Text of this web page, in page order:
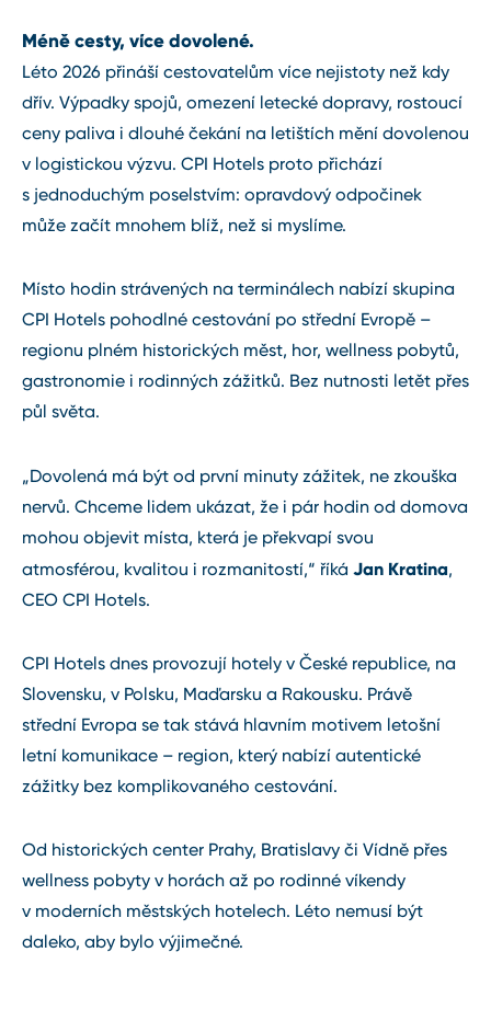
Méně cesty, více dovolené.
Léto 2026 přináší cestovatelům více nejistoty než kdy
dřív. Výpadky spojů, omezení letecké dopravy, rostoucí
ceny paliva i dlouhé čekání na letištích mění dovolenou
v logistickou výzvu. CPI Hotels proto přichází
s jednoduchým poselstvím: opravdový odpočinek
může začít mnohem blíž, než si myslíme.
Místo hodin strávených na terminálech nabízí skupina
CPI Hotels pohodlné cestování po střední Evropě –
regionu plném historických měst, hor, wellness pobytů,
gastronomie i rodinných zážitků. Bez nutnosti letět přes
půl světa.
„Dovolená má být od první minuty zážitek, ne zkouška
nervů. Chceme lidem ukázat, že i pár hodin od domova
mohou objevit místa, která je překvapí svou
atmosférou, kvalitou i rozmanitostí,“ říká Jan Kratina,
CEO CPI Hotels.
CPI Hotels dnes provozují hotely v České republice, na
Slovensku, v Polsku, Maďarsku a Rakousku. Právě
střední Evropa se tak stává hlavním motivem letošní
letní komunikace – region, který nabízí autentické
zážitky bez komplikovaného cestování.
Od historických center Prahy, Bratislavy či Vídně přes
wellness pobyty v horách až po rodinné víkendy
v moderních městských hotelech. Léto nemusí být
daleko, aby bylo výjimečné.